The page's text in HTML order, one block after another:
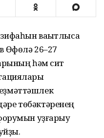
ваҡытлыса
Өфөлә 26–27
һәм сит
төбәктәренең
уҙғарыу